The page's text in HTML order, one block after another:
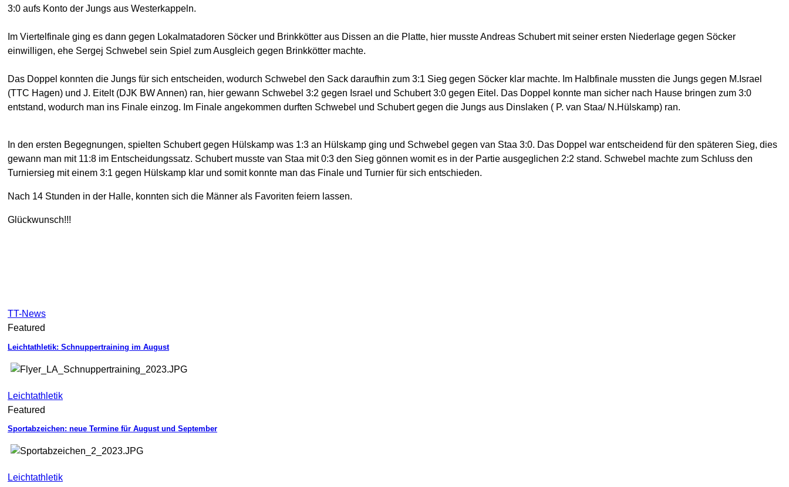
3:0 aufs Konto der Jungs aus Westerkappeln.
Im Viertelfinale ging es dann gegen Lokalmatadoren Söcker und Brinkkötter aus Dissen an die Platte, hier musste Andreas Schubert mit seiner ersten Niederlage gegen Söcker
einwilligen, ehe Sergej Schwebel sein Spiel zum Ausgleich gegen Brinkkötter machte.
Das Doppel konnten die Jungs für sich entscheiden, wodurch Schwebel den Sack daraufhin zum 3:1 Sieg gegen Söcker klar machte. Im Halbfinale mussten die Jungs gegen M.Israel
(TTC Hagen) und J. Eitelt (DJK BW Annen) ran, hier gewann Schwebel 3:2 gegen Israel und Schubert 3:0 gegen Eitel. Das Doppel konnte man sicher nach Hause bringen zum 3:0
entstand, wodurch man ins Finale einzog. Im Finale angekommen durften Schwebel und Schubert gegen die Jungs aus Dinslaken ( P. van Staa/ N.Hülskamp) ran.
In den ersten Begegnungen, spielten Schubert gegen Hülskamp was 1:3 an Hülskamp ging und Schwebel gegen van Staa 3:0. Das Doppel war entscheidend für den späteren Sieg, dies
gewann man mit 11:8 im Entscheidungssatz. Schubert musste van Staa mit 0:3 den Sieg gönnen womit es in der Partie ausgeglichen 2:2 stand. Schwebel machte zum Schluss den
Turniersieg mit einem 3:1 gegen Hülskamp klar und somit konnte man das Finale und Turnier für sich entschieden.
Nach 14 Stunden in der Halle, konnten sich die Männer als Favoriten feiern lassen.
Glückwunsch!!!
TT-News
Featured
Leichtathletik: Schnuppertraining im August
Leichtathletik
Featured
Sportabzeichen: neue Termine für August und September
Leichtathletik